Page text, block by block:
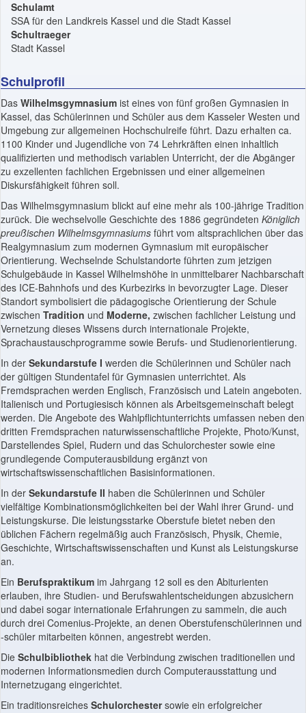
Schulamt
SSA für den Landkreis Kassel und die Stadt Kassel
Schultraeger
Stadt Kassel
Schulprofil
Das Wilhelmsgymnasium ist eines von fünf großen Gymnasien in
Kassel, das Schülerinnen und Schüler aus dem Kasseler Westen und
Umgebung zur allgemeinen Hochschulreife führt. Dazu erhalten ca.
1100 Kinder und Jugendliche von 74 Lehrkräften einen inhaltlich
qualifizierten und methodisch variablen Unterricht, der die Abgänger
zu exzellenten fachlichen Ergebnissen und einer allgemeinen
Diskursfähigkeit führen soll.
Das Wilhelmsgymnasium blickt auf eine mehr als 100-jährige Tradition
zurück. Die wechselvolle Geschichte des 1886 gegründeten Königlich
preußischen Wilhelmsgymnasiums führt vom altsprachlichen über das
Realgymnasium zum modernen Gymnasium mit europäischer
Orientierung. Wechselnde Schulstandorte führten zum jetzigen
Schulgebäude in Kassel Wilhelmshöhe in unmittelbarer Nachbarschaft
des ICE-Bahnhofs und des Kurbezirks in bevorzugter Lage. Dieser
Standort symbolisiert die pädagogische Orientierung der Schule
zwischen Tradition und Moderne, zwischen fachlicher Leistung und
Vernetzung dieses Wissens durch internationale Projekte,
Sprachaustauschprogramme sowie Berufs- und Studienorientierung.
In der Sekundarstufe I werden die Schülerinnen und Schüler nach
der gültigen Stundentafel für Gymnasien unterrichtet. Als
Fremdsprachen werden Englisch, Französisch und Latein angeboten.
Italienisch und Portugiesisch können als Arbeitsgemeinschaft belegt
werden. Die Angebote des Wahlpflichtunterrichts umfassen neben den
dritten Fremdsprachen naturwissenschaftliche Projekte, Photo/Kunst,
Darstellendes Spiel, Rudern und das Schulorchester sowie eine
grundlegende Computerausbildung ergänzt von
wirtschaftswissenschaftlichen Basisinformationen.
In der Sekundarstufe II haben die Schülerinnen und Schüler
vielfältige Kombinationsmöglichkeiten bei der Wahl ihrer Grund- und
Leistungskurse. Die leistungsstarke Oberstufe bietet neben den
üblichen Fächern regelmäßig auch Französisch, Physik, Chemie,
Geschichte, Wirtschaftswissenschaften und Kunst als Leistungskurse
an.
Ein Berufspraktikum im Jahrgang 12 soll es den Abiturienten
erlauben, ihre Studien- und Berufswahlentscheidungen abzusichern
und dabei sogar internationale Erfahrungen zu sammeln, die auch
durch drei Comenius-Projekte, an denen Oberstufenschülerinnen und
-schüler mitarbeiten können, angestrebt werden.
Die Schulbibliothek hat die Verbindung zwischen traditionellen und
modernen Informationsmedien durch Computerausstattung und
Internetzugang eingerichtet.
Ein traditionsreiches Schulorchestersowie ein erfolgreicher